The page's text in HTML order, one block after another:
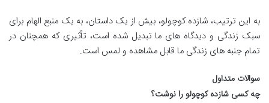
به این ترتیب، شازده کوچولو، بیش از یک داستان، به یک منبع الهام برای
سبک زندگی و دیدگاه های ما تبدیل شده است، تأثیری که همچنان در
تمام جنبه های زندگی ما قابل مشاهده و لمس است.
سوالات متداول
چه کسی شازده کوچولو را نوشت؟